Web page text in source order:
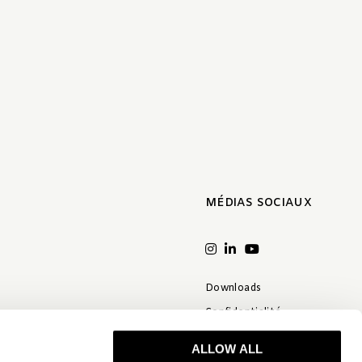
ALLOW ALL
MÉDIAS SOCIAUX
Downloads
Confidentialité